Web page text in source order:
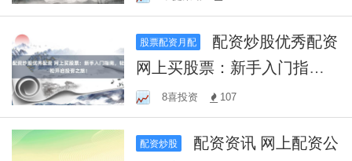
股票配资月配
网上买股票：新手入门指
南，轻松开启投资之旅！
8喜投资 107
配资炒股